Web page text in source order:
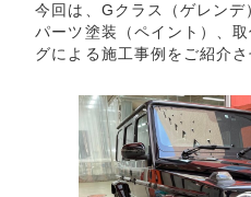
今回は、Gクラス（ゲレン
パーツ塗装（ペイント）、
グによる施工事例をご紹介さ